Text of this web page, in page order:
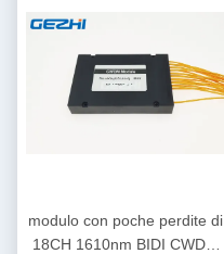
modulo con poche perdite di
18CH 1610nm BIDI CWDM